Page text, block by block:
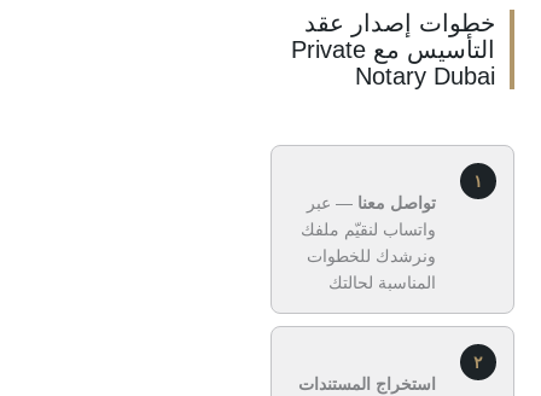
إصدار عقد
التأسيس مع Private
Notary
تواصل معنا — عبر
واتساب لنقيّم ملفك
ونرشدك للخطوات
المناسبة لحالتك
استخراج المستندات